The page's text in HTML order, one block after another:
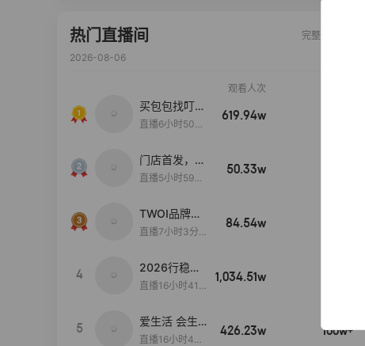
热门直播间
完整榜单
2026-08-06
观看人次
买包包找叮
当,一折购！
直播6小时50分
619.94w
门店首发，秋
款大上新！！
直播5小时59分
50.33w
TWOI品牌直
播间新款上
直播7小时3分5
84.54w
4
2026行稳致
远
直播16小时41
1,034.51w
5
爱生活 会生
活
直播16小时45
426.23w 100w+